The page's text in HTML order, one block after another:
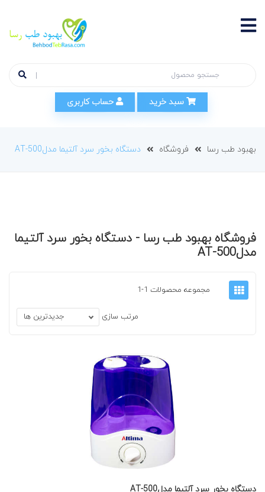
سبد خرید حساب کاربری
بهبود طب رسا فروشگاه دستگاه بخور سرد آلتیما مدلAT-500
فروشگاه بهبود طب رسا - دستگاه بخور سرد آلتیما
مدلAT-500
مجموعه محصولات 1-1
مرتب سازی جدیدترین ها
دستگاه بخور سرد آلتیما مدلAT-500